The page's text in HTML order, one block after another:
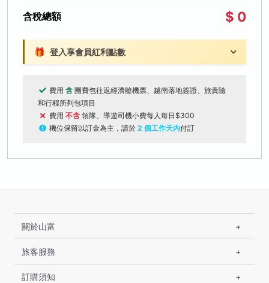
含稅總額 $ 0
🎁 登入享會員紅利點數
費用 含 團費包往返經濟艙機票、越南落地簽證、旅責險
和行程所列包項目
費用 不含 領隊、導遊司機小費每人每日$300
機位保留以訂金為主，請於 2 個工作天內付訂
關於山富
旅客服務
訂購須知